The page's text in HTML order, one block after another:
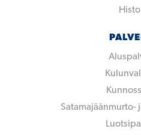
Satamajäänmurto-